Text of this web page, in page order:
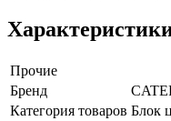
Прочие
Бренд
Категория товаров Блок